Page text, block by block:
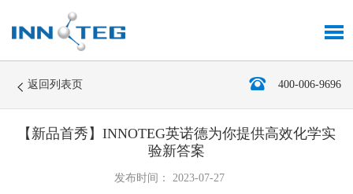
返回列表页 400-006-9696
【新品首秀】INNOTEG英诺德为你提供高效化学实
验新答案
发布时间： 2023-07-27